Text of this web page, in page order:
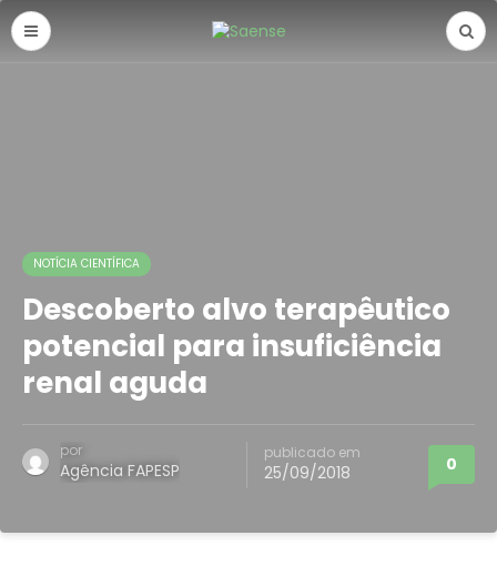
NOTÍCIA CIENTÍFICA
Descoberto alvo terapêutico
potencial para insuficiência
renal aguda
por
Agência FAPESP
publicado em
25/09/2018 0